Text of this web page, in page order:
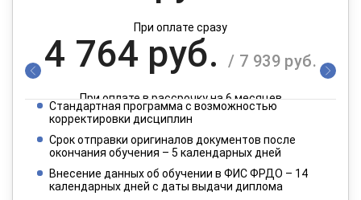
При оплате сразу
4 764 руб. / 7 939 руб.
При оплате в рассрочку на 6 месяцев
2 382 руб.
При оплате в рассрочку на 12 месяцев
Стандартная программа с возможностью
корректировки дисциплин
Срок отправки оригиналов документов после
окончания обучения – 5 календарных дней
Внесение данных об обучении в ФИС ФРДО – 14
календарных дней с даты выдачи диплома